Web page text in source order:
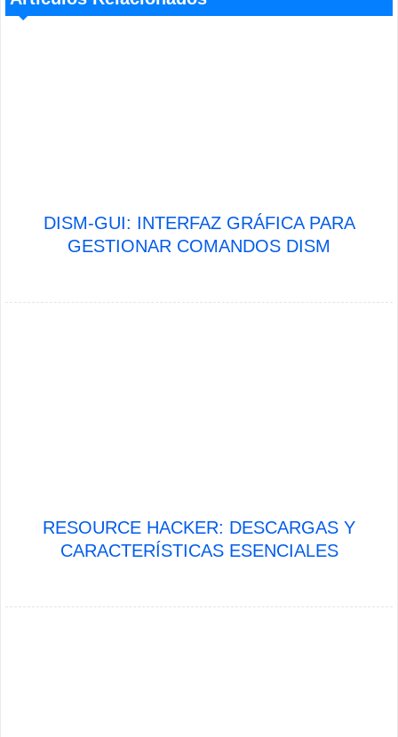
DISM-GUI: INTERFAZ GRÁFICA PARA
GESTIONAR COMANDOS DISM
RESOURCE HACKER: DESCARGAS Y
CARACTERÍSTICAS ESENCIALES